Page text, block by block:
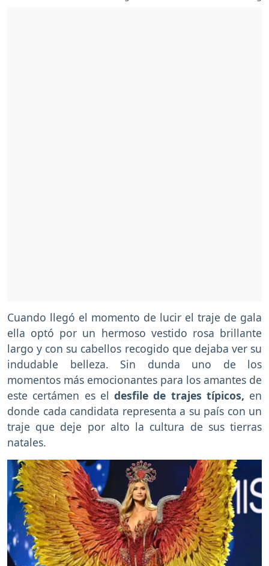
Cuando llegó el momento de lucir el traje de gala
ella optó por un hermoso vestido rosa brillante
largo y con su cabellos recogido que dejaba ver su
indudable belleza. Sin dunda uno de los
momentos más emocionantes para los amantes de
este certámen es el desfile de trajes típicos, en
donde cada candidata representa a su país con un
traje que deje por alto la cultura de sus tierras
natales.